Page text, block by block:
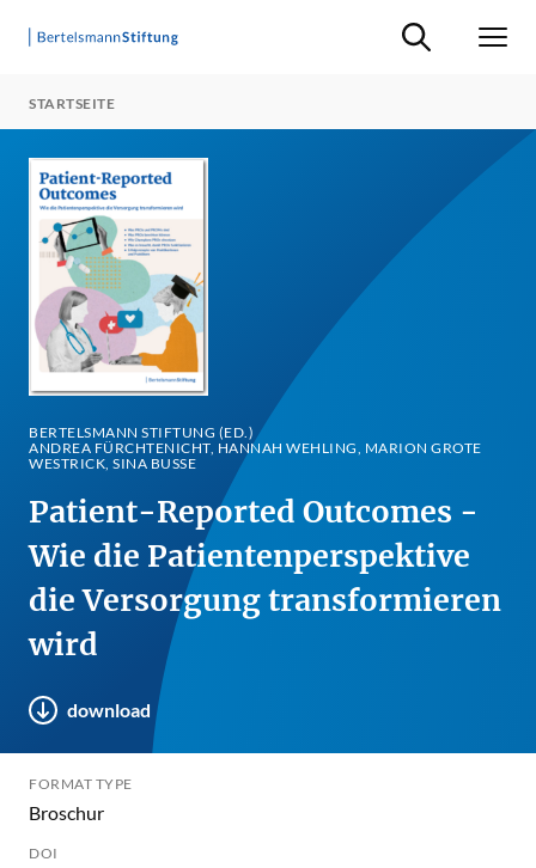
Suche ein-/
STARTSEITE
BERTELSMANN STIFTUNG (ED.)
ANDREA FÜRCHTENICHT, HANNAH WEHLING, MARION GROTE
WESTRICK, SINA BUSSE
Patient-Reported Outcomes -
Wie die Patientenperspektive
die Versorgung transformieren
wird
download
FORMAT TYPE
Broschur
DOI